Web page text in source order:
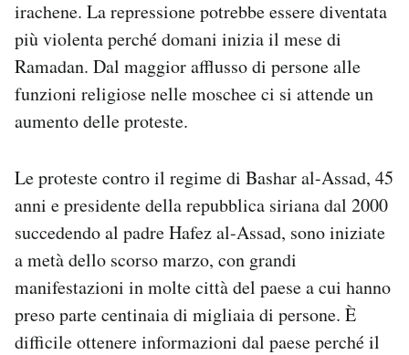
irachene. La repressione potrebbe essere diventata
più violenta perché domani inizia il mese di
Ramadan. Dal maggior afflusso di persone alle
funzioni religiose nelle moschee ci si attende un
aumento delle proteste.
Le proteste contro il regime di Bashar al-Assad, 45
anni e presidente della repubblica siriana dal 2000
succedendo al padre Hafez al-Assad, sono iniziate
a metà dello scorso marzo, con grandi
manifestazioni in molte città del paese a cui hanno
preso parte centinaia di migliaia di persone. È
difficile ottenere informazioni dal paese perché il